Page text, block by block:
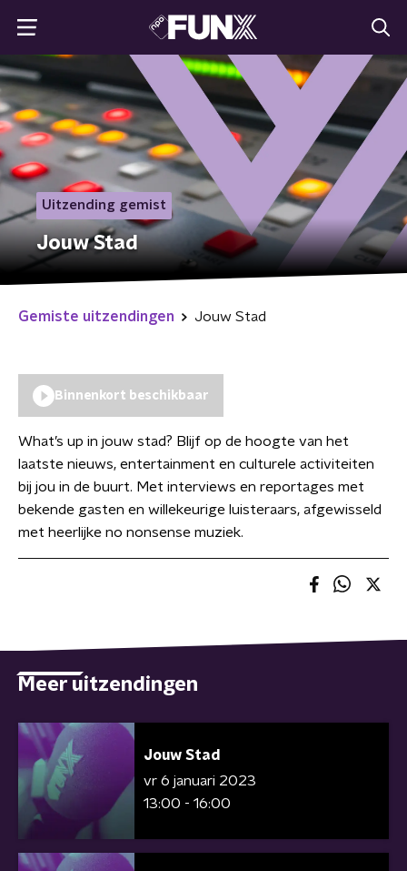
Uitzending gemist
Jouw Stad
Gemiste uitzendingen Jouw Stad
Binnenkort beschikbaar
What’s up in jouw stad? Blijf op de hoogte van het
laatste nieuws, entertainment en culturele activiteiten
bij jou in de buurt. Met interviews en reportages met
bekende gasten en willekeurige luisteraars, afgewisseld
met heerlijke no nonsense muziek.
Meer uitzendingen
Jouw Stad
vr 6 januari 2023
13:00 - 16:00